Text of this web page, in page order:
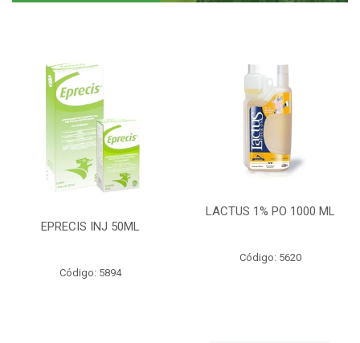
EPRECIS INJ 50ML
Código: 5894
LACTUS 1% PO 1000 ML
Código: 5620